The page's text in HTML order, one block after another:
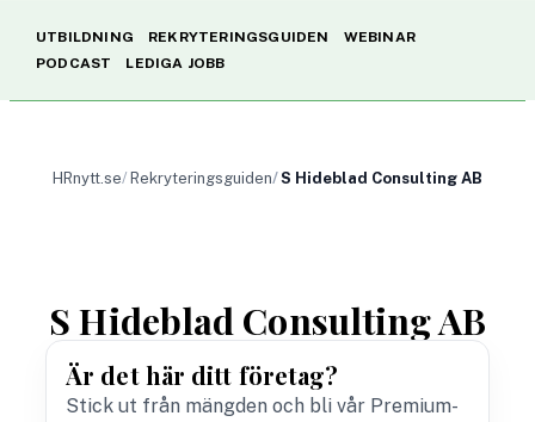
UTBILDNING REKRYTERINGSGUIDEN
WEBINAR
PODCAST
LEDIGA JOBB
HRnytt.se Rekryteringsguiden S Hideblad Consulting AB
S Hideblad Consulting AB
Är det här ditt företag?
Stick ut från mängden och bli vår Premium-